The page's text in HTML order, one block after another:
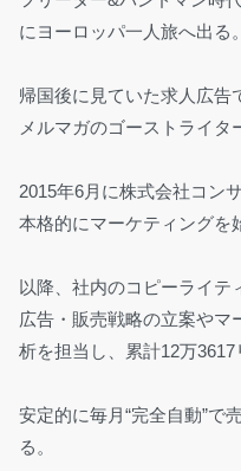
にヨーロッパ一人旅へ出る。
帰国後に見ていた求人広告
メルマガのゴーストライタ
2015年6月に株式会社コン
本格的にマーケティングを
以降、社内のコピーライテ
広告・販売戦略の立案やマ
析を担当し、累計12万3617
安定的に毎月“完全自動”で
る。